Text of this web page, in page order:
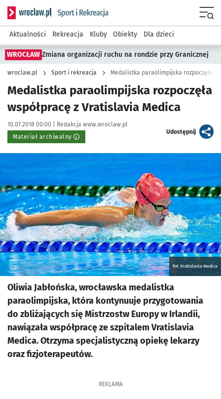
Serwis informacyjny wroclaw.pl podserwis: Sport i rekreacja
Aktualności Rekreacja Kluby Obiekty Dla dzieci
WROCŁAW Zmiana organizacji ruchu na rondzie przy Granicznej
wroclaw.pl Sport i rekreacja Medalistka paraolimpijska rozpoczęła
Medalistka paraolimpijska rozpoczęła
współpracę z Vratislavia Medica
Data publikacji:
10.07.2018 00:00 | Autor:
Redakcja www.wroclaw.pl
Materiał archiwalny
Udostępnijartykuł
fot. Vratislavia Medica
Oliwia Jabłońska, wrocławska medalistka
paraolimpijska, która kontynuuje przygotowania
do zbliżających się Mistrzostw Europy w Irlandii,
nawiązała współpracę ze szpitalem Vratislavia
Medica. Otrzyma specjalistyczną opiekę lekarzy
oraz fizjoterapeutów.
REKLAMA